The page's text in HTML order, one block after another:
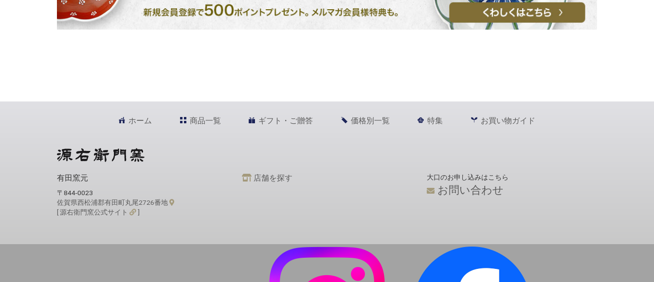
ホーム 商品一覧 ギフト・ご贈答 価格別一覧 特集 お買い物ガイド
有田窯元
〒844-0023
佐賀県西松浦郡有田町丸尾2726番地
[ 源右衛門窯公式サイト
]
店舗を探す 大口のお申し込みはこちら
お問い合わせ